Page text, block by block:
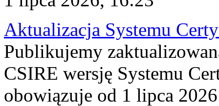
Aktualizacja Systemu
Publikujemy
CSIRE wersję Systemu
obowiązuje od 1 lipca